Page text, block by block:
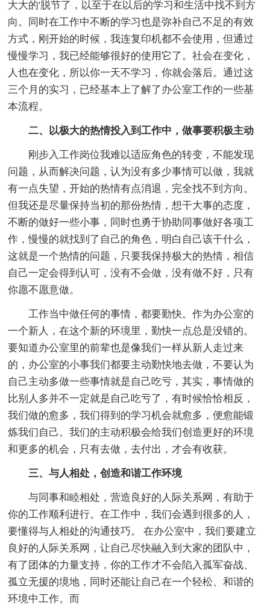
大大的'脱节了，以至于在以后的学习和生活中找不到方
向。同时在工作中不断的学习也是弥补自己不足的有效
方式，刚开始的时候，我连复印机都不会使用，但通过
慢慢学习，我已经能够很好的使用它了。社会在变化，
人也在变化，所以你一天不学习，你就会落后。通过这
三个月的实习，已经基本上了解了办公室工作的一些基
本流程。
二、以极大的热情投入到工作中，做事要积极主动
刚步入工作岗位我难以适应角色的转变，不能发现
问题，从而解决问题，认为没有多少事情可以做，我就
有一点失望，开始的热情有点消退，完全找不到方向。
但我还是尽量保持当初的那份热情，想干大事的态度，
不断的做好一些小事，同时也勇于协助同事做好各项工
作，慢慢的就找到了自己的角色，明白自己该干什么，
这就是一个热情的问题，只要我保持极大的热情，相信
自己一定会得到认可，没有不会做，没有做不好，只有
你愿不愿意做。
工作当中做任何的事情，都要勤快。作为办公室的
一个新人，在这个新的环境里，勤快一点总是没错的。
要知道办公室里的前辈也是像我们一样从新人走过来
的，办公室的小事我们都要主动勤快地去做，不要认为
自己主动多做一些事情就是自己吃亏，其实，事情做的
比别人多并不一定就是自己吃亏了，有时候恰恰相反，
我们做的愈多，我们得到的学习机会就愈多，便愈能锻
炼我们自己。我们的主动积极会给我们创造更好的环境
和更多的机会，只有去做，去付出，才会有收获。
三、与人相处，创造和谐工作环境
与同事和睦相处，营造良好的人际关系网，有助于
你的工作顺利进行。在工作中，我们会遇到很多的人，
要懂得与人相处的沟通技巧。 在办公室中，我们要建立
良好的人际关系网，让自己尽快融入到大家的团队中，
有了团体的力量支持，你的工作才不会陷入孤军奋战、
孤立无援的境地，同时还能让自己在一个轻松、和谐的
环境中工作。而